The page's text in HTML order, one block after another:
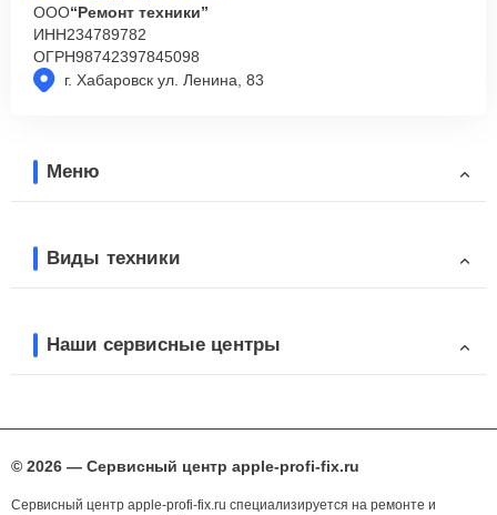
г. Хабаровск ул. Ленина, 83
ООО“Ремонт техники”
ИНН234789782
ОГРН98742397845098
Меню
Виды техники
Наши сервисные центры
© 2026 — Сервисный центр apple-profi-fix.ru
Сервисный центр apple-profi-fix.ru специализируется на ремонте и